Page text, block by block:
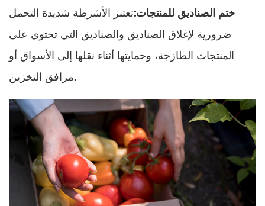
ختم الصناديق للمنتجات:تعتبر الأشرطة شديدة التحمل
ضرورية لإغلاق الصناديق والصناديق التي تحتوي على
المنتجات الطازجة، وحمايتها أثناء نقلها إلى الأسواق أو
مرافق التخزين.